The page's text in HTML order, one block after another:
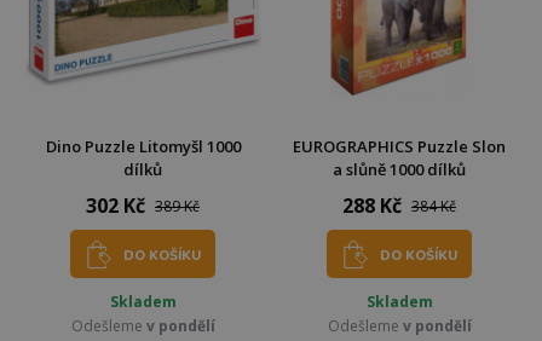
Dino Puzzle Litomyšl 1000
dílků
302 Kč 389 Kč
DO KOŠÍKU
Skladem
Odešleme v pondělí
EUROGRAPHICS Puzzle Slon
a slůně 1000 dílků
288 Kč 384 Kč
DO KOŠÍKU
Skladem
Odešleme v pondělí